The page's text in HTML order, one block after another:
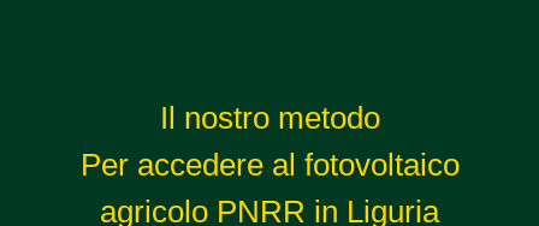
Il nostro metodo
Per accedere al fotovoltaico
agricolo PNRR in Liguria